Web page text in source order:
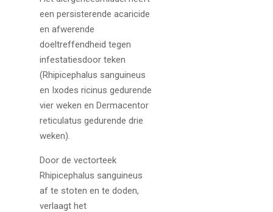
een persisterende acaricide
en afwerende
doeltreffendheid tegen
infestatiesdoor teken
(Rhipicephalus sanguineus
en Ixodes ricinus gedurende
vier weken en Dermacentor
reticulatus gedurende drie
weken).
Door de vectorteek
Rhipicephalus sanguineus
af te stoten en te doden,
verlaagt het